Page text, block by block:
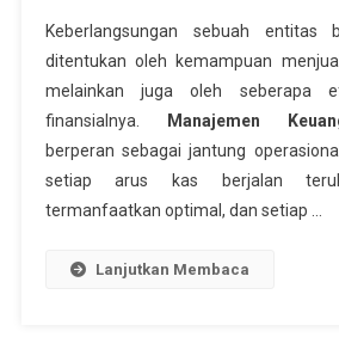
Keberlangsungan sebuah entitas
ditentukan oleh kemampuan
melainkan juga oleh seberapa
finansialnya.
Manajemen
berperan sebagai jantung
setiap arus kas berjalan
termanfaatkan optimal, dan setiap …
Lanjutkan Membaca